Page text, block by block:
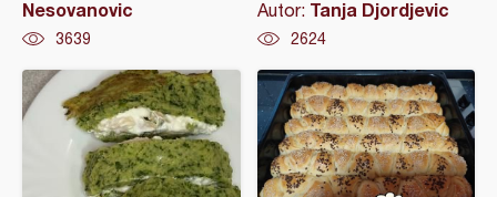
Nesovanovic
3639
Autor: Tanja Djordjevic
2624